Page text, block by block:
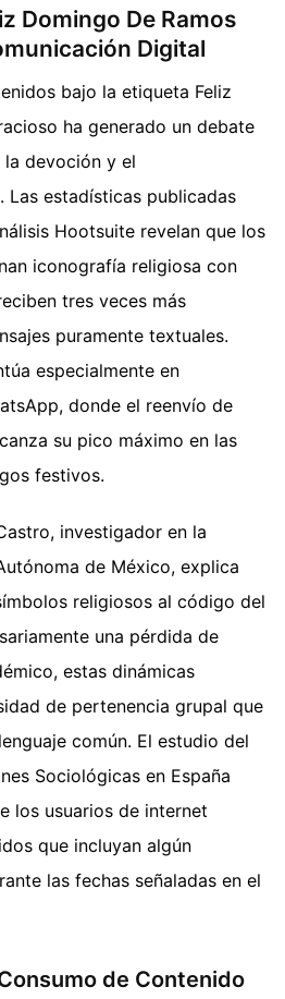
Domingo De Ramos
Digital
bajo la etiqueta Feliz
ha generado un debate
devoción y el
estadísticas publicadas
Hootsuite revelan que los
iconografía religiosa con
tres veces más
puramente textuales.
especialmente en
donde el reenvío de
su pico máximo en las
festivos.
investigador en la
de México, explica
religiosos al código del
una pérdida de
estas dinámicas
de pertenencia grupal que
común. El estudio del
Sociológicas en España
los usuarios de internet
que incluyan algún
las fechas señaladas en el
de Contenido